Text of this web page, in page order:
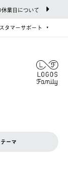
業日について
タマーサポート
テーマ